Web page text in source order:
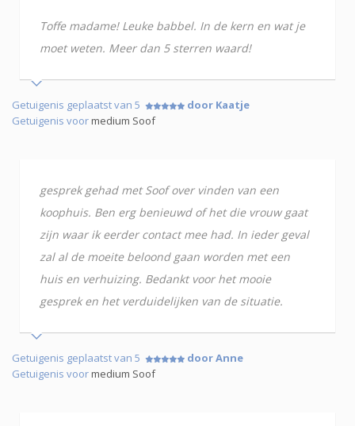
Toffe madame! Leuke babbel. In de kern en wat je
moet weten. Meer dan 5 sterren waard!
Getuigenis geplaatst van 5
door Kaatje
Getuigenis voormedium Soof
gesprek gehad met Soof over vinden van een
koophuis. Ben erg benieuwd of het die vrouw gaat
zijn waar ik eerder contact mee had. In ieder geval
zal al de moeite beloond gaan worden met een
huis en verhuizing. Bedankt voor het mooie
gesprek en het verduidelijken van de situatie.
Getuigenis geplaatst van 5
door Anne
Getuigenis voormedium Soof